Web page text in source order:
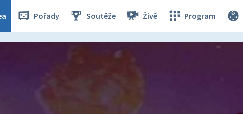
Pořady Soutěže Živě Program